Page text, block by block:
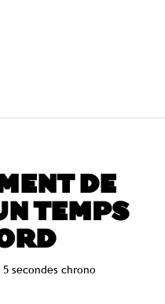
DE
TEMPS
secondes chrono